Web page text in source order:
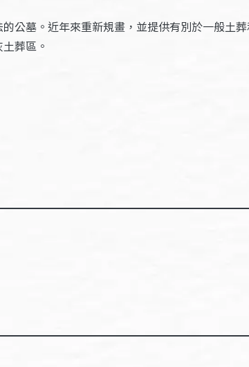
公墓。近年來重新規畫，並提供有別於一般土
葬區。